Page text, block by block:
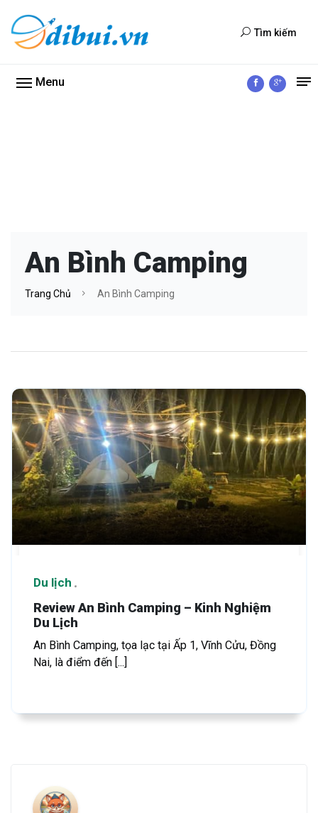
Tìm kiếm
Menu
An Bình Camping
Trang Chủ An Bình Camping
Du lịch
Review An Bình Camping – Kinh Nghiệm
Du Lịch
An Bình Camping, tọa lạc tại Ấp 1, Vĩnh Cửu, Đồng
Nai, là điểm đến [...]